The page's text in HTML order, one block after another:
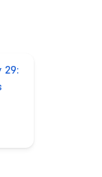
29: